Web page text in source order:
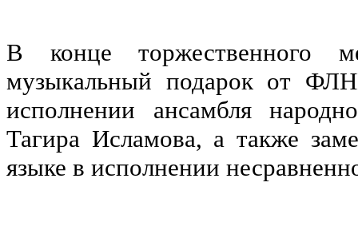
В конце торжественного
музыкальный подарок от
исполнении ансамбля
Тагира Исламова, а также
языке в исполнении